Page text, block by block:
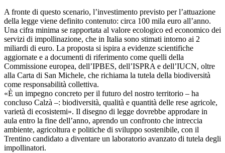
A fronte di questo scenario, l’investimento previsto per l’attuazione
della legge viene definito contenuto: circa 100 mila euro all’anno.
Una cifra minima se rapportata al valore ecologico ed economico dei
servizi di impollinazione, che in Italia sono stimati intorno ai 2
miliardi di euro. La proposta si ispira a evidenze scientifiche
aggiornate e a documenti di riferimento come quelli della
Commissione europea, dell’IPBES, dell’ISPRA e dell’IUCN, oltre
alla Carta di San Michele, che richiama la tutela della biodiversità
come responsabilità collettiva.
«È un impegno concreto per il futuro del nostro territorio – ha
concluso Calzà –: biodiversità, qualità e quantità delle rese agricole,
varietà di ecosistemi». Il disegno di legge dovrebbe approdare in
aula entro la fine dell’anno, aprendo un confronto che intreccia
ambiente, agricoltura e politiche di sviluppo sostenibile, con il
Trentino candidato a diventare un laboratorio avanzato di tutela degli
impollinatori.